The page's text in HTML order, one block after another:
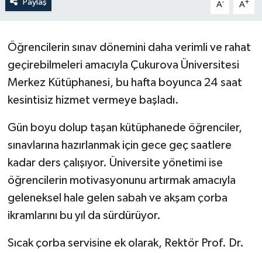
Paylaş A- A+
Öğrencilerin sınav dönemini daha verimli ve rahat
geçirebilmeleri amacıyla Çukurova Üniversitesi
Merkez Kütüphanesi, bu hafta boyunca 24 saat
kesintisiz hizmet vermeye başladı.
Gün boyu dolup taşan kütüphanede öğrenciler,
sınavlarına hazırlanmak için gece geç saatlere
kadar ders çalışıyor. Üniversite yönetimi ise
öğrencilerin motivasyonunu artırmak amacıyla
geleneksel hale gelen sabah ve akşam çorba
ikramlarını bu yıl da sürdürüyor.
Sıcak çorba servisine ek olarak, Rektör Prof. Dr.